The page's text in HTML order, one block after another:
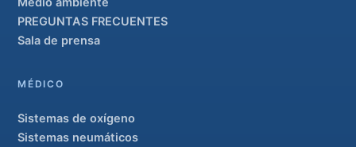
PREGUNTAS FRECUENTES
Sala de prensa
MÉDICO
Sistemas de oxígeno
Sistemas neumáticos